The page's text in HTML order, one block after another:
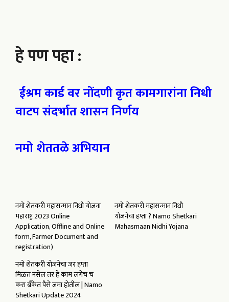
हे पण पहा :
ईश्रम कार्ड वर नोंदणी कृत कामगारांना निधी
वाटप संदर्भात शासन निर्णय
नमो शेततळे अभियान
नमो शेतकरी महासन्मान निधी योजना
महाराष्ट्र 2023 Online
Application, Offline and Online
form, Farmer Document and
registration)
नमो शेतकरी महासन्मान निधी
योजनेचा हप्ता ? Namo Shetkari
Mahasmaan Nidhi Yojana
नमो शेतकरी योजनेचा जर हप्ता
मिळत नसेल तर हे काम लगेच च
करा बँकेत पैसे जमा होतील | Namo
Shetkari Update 2024